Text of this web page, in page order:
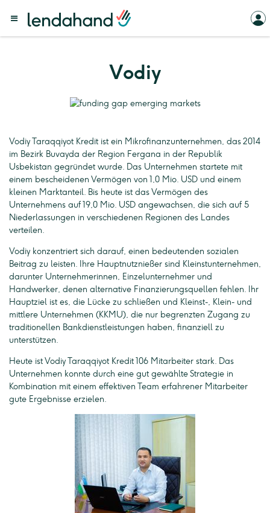
Vodiy
Vodiy Taraqqiyot Kredit ist ein Mikrofinanzunternehmen, das 2014
im Bezirk Buvayda der Region Fergana in der Republik
Usbekistan gegründet wurde. Das Unternehmen startete mit
einem bescheidenen Vermögen von 1,0 Mio. USD und einem
kleinen Marktanteil. Bis heute ist das Vermögen des
Unternehmens auf 19,0 Mio. USD angewachsen, die sich auf 5
Niederlassungen in verschiedenen Regionen des Landes
verteilen.
Vodiy konzentriert sich darauf, einen bedeutenden sozialen
Beitrag zu leisten. Ihre Hauptnutznießer sind Kleinstunternehmen,
darunter Unternehmerinnen, Einzelunternehmer und
Handwerker, denen alternative Finanzierungsquellen fehlen. Ihr
Hauptziel ist es, die Lücke zu schließen und Kleinst-, Klein- und
mittlere Unternehmen (KKMU), die nur begrenzten Zugang zu
traditionellen Bankdienstleistungen haben, finanziell zu
unterstützen.
Heute ist Vodiy Taraqqiyot Kredit 106 Mitarbeiter stark. Das
Unternehmen konnte durch eine gut gewählte Strategie in
Kombination mit einem effektiven Team erfahrener Mitarbeiter
gute Ergebnisse erzielen.